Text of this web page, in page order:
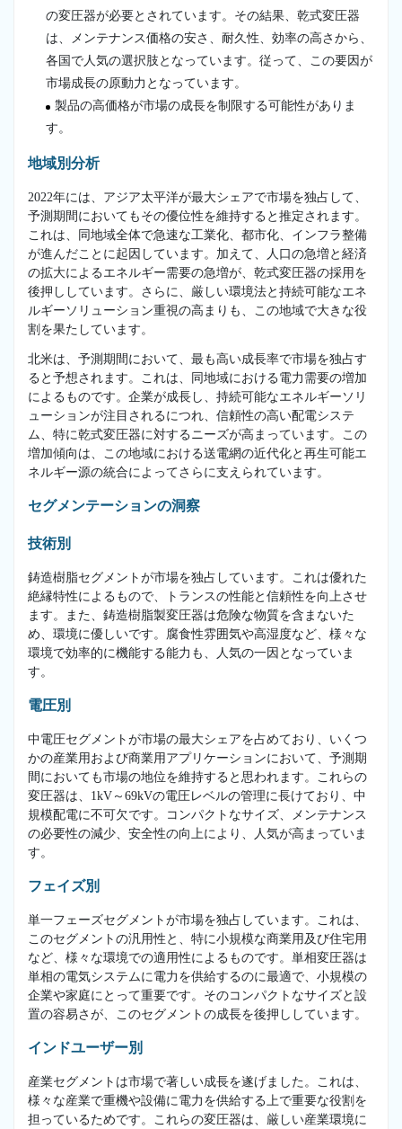
の変圧器が必要とされています。その結果、乾式変圧器
は、メンテナンス価格の安さ、耐久性、効率の高さから、
各国で人気の選択肢となっています。従って、この要因が
市場成長の原動力となっています。
製品の高価格が市場の成長を制限する可能性がありま
す。
地域別分析
2022年には、アジア太平洋が最大シェアで市場を独占して、
予測期間においてもその優位性を維持すると推定されます。
これは、同地域全体で急速な工業化、都市化、インフラ整備
が進んだことに起因しています。加えて、人口の急増と経済
の拡大によるエネルギー需要の急増が、乾式変圧器の採用を
後押ししています。さらに、厳しい環境法と持続可能なエネ
ルギーソリューション重視の高まりも、この地域で大きな役
割を果たしています。
北米は、予測期間において、最も高い成長率で市場を独占す
ると予想されます。これは、同地域における電力需要の増加
によるものです。企業が成長し、持続可能なエネルギーソリ
ューションが注目されるにつれ、信頼性の高い配電システ
ム、特に乾式変圧器に対するニーズが高まっています。この
増加傾向は、この地域における送電網の近代化と再生可能エ
ネルギー源の統合によってさらに支えられています。
セグメンテーションの洞察
技術別
鋳造樹脂セグメントが市場を独占しています。これは優れた
絶縁特性によるもので、トランスの性能と信頼性を向上させ
ます。また、鋳造樹脂製変圧器は危険な物質を含まないた
め、環境に優しいです。腐食性雰囲気や高湿度など、様々な
環境で効率的に機能する能力も、人気の一因となっていま
す。
電圧別
中電圧セグメントが市場の最大シェアを占めており、いくつ
かの産業用および商業用アプリケーションにおいて、予測期
間においても市場の地位を維持すると思われます。これらの
変圧器は、1kV～69kVの電圧レベルの管理に長けており、中
規模配電に不可欠です。コンパクトなサイズ、メンテナンス
の必要性の減少、安全性の向上により、人気が高まっていま
す。
フェイズ別
単一フェーズセグメントが市場を独占しています。これは、
このセグメントの汎用性と、特に小規模な商業用及び住宅用
など、様々な環境での適用性によるものです。単相変圧器は
単相の電気システムに電力を供給するのに最適で、小規模の
企業や家庭にとって重要です。そのコンパクトなサイズと設
置の容易さが、このセグメントの成長を後押ししています。
インドユーザー別
産業セグメントは市場で著しい成長を遂げました。これは、
様々な産業で重機や設備に電力を供給する上で重要な役割を
担っているためです。これらの変圧器は、厳しい産業環境に